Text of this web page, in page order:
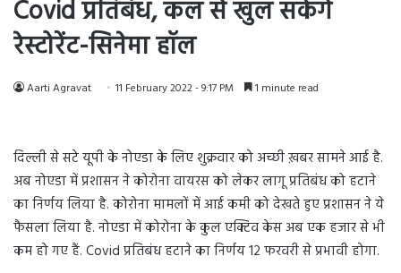
Covid प्रतिबंध, कल से खुल सकेंगे
रेस्टोरेंट-सिनेमा हॉल
Aarti Agravat 11 February 2022 - 9:17 PM 1 minute read
दिल्ली से सटे यूपी के नोएडा के लिए शुक्रवार को अच्छी ख़बर सामने आई है.
अब नोएडा में प्रशासन ने कोरोना वायरस को लेकर लागू प्रतिबंध को हटाने
का निर्णय लिया है. कोरोना मामलों में आई कमी को देखते हुए प्रशासन ने ये
फैसला लिया है. नोएडा में कोरोना के कुल एक्टिव केस अब एक हजार से भी
कम हो गए हैं. Covid प्रतिबंध हटाने का निर्णय 12 फरवरी से प्रभावी होगा.